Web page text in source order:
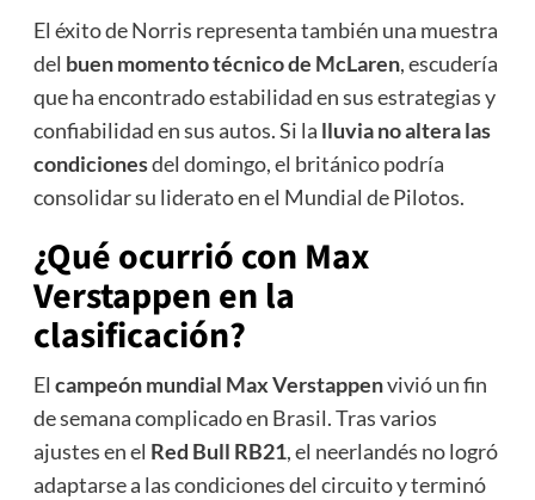
El éxito de Norris representa también una muestra
del buen momento técnico de McLaren, escudería
que ha encontrado estabilidad en sus estrategias y
confiabilidad en sus autos. Si la lluvia no altera las
condicionesdel domingo, el británico podría
consolidar su liderato en el Mundial de Pilotos.
¿Qué ocurrió con Max
Verstappen en la
clasificación?
El campeón mundial Max Verstappenvivió un fin
de semana complicado en Brasil. Tras varios
ajustes en el Red Bull RB21, el neerlandés no logró
adaptarse a las condiciones del circuito y terminó